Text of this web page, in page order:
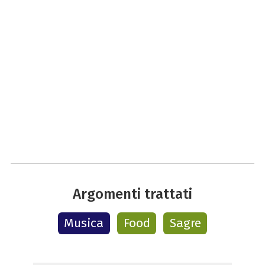
Argomenti trattati
Musica Food Sagre